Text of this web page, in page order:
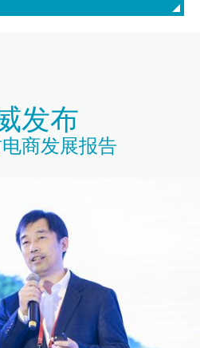
发布
商发展报告